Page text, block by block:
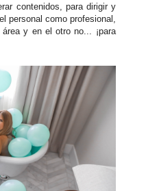
contenidos, para dirigir y
personal como profesional,
y en el otro no... ¡para